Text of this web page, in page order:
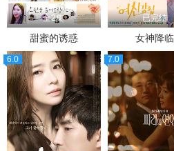
全2集
甜蜜的诱惑
已完结
女神降临
6.0 7.0